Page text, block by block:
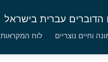
הדוברים עברית בישראל
וחיים נוצריים לוח המקראות